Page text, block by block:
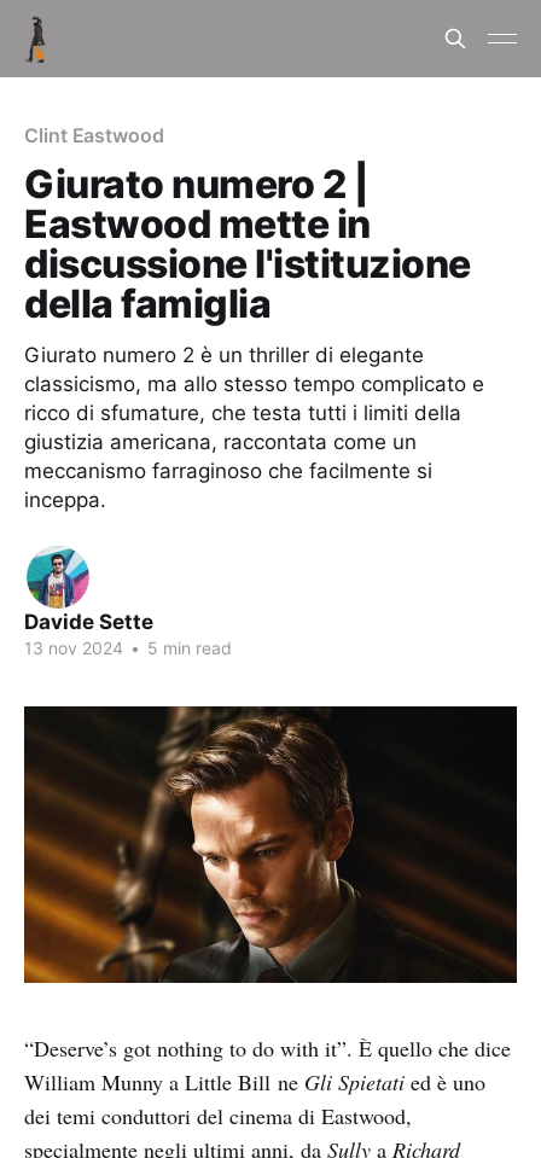
Clint Eastwood
Giurato numero 2 |
Eastwood mette in
discussione l'istituzione
della famiglia
Giurato numero 2 è un thriller di elegante
classicismo, ma allo stesso tempo complicato e
ricco di sfumature, che testa tutti i limiti della
giustizia americana, raccontata come un
meccanismo farraginoso che facilmente si
inceppa.
Davide Sette
13 nov 2024 • 5 min read
“Deserve’s got nothing to do with it”. È quello che dice
William Munny a Little Bill ne Gli Spietati ed è uno
dei temi conduttori del cinema di Eastwood,
specialmente negli ultimi anni, da Sully a Richard